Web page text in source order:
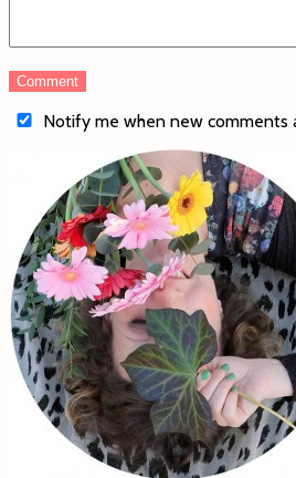
Notify me when new comments